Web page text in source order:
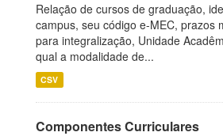
Relação de cursos de graduação,
campus, seu código e-MEC, prazos
para integralização, Unidade
qual a modalidade de...
CSV
Componentes Curriculares